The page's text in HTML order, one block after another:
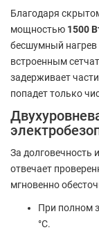
Благодаря
мощностью 1500
бесшумный нагрев
встроенным
задерживает
попадет только
За долговечность
отвечает
мгновенно
При полном
°C.